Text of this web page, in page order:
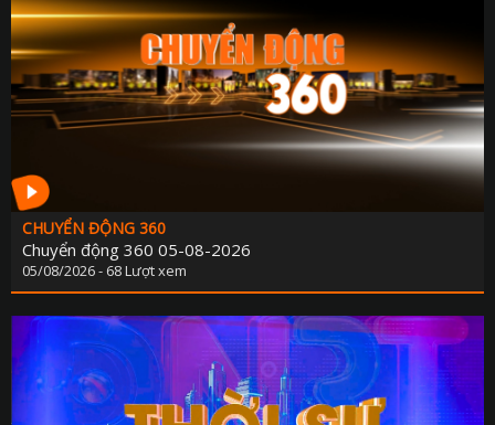
CHUYỂN ĐỘNG 360
Chuyển động 360 05-08-2026
05/08/2026 - 68 Lượt xem